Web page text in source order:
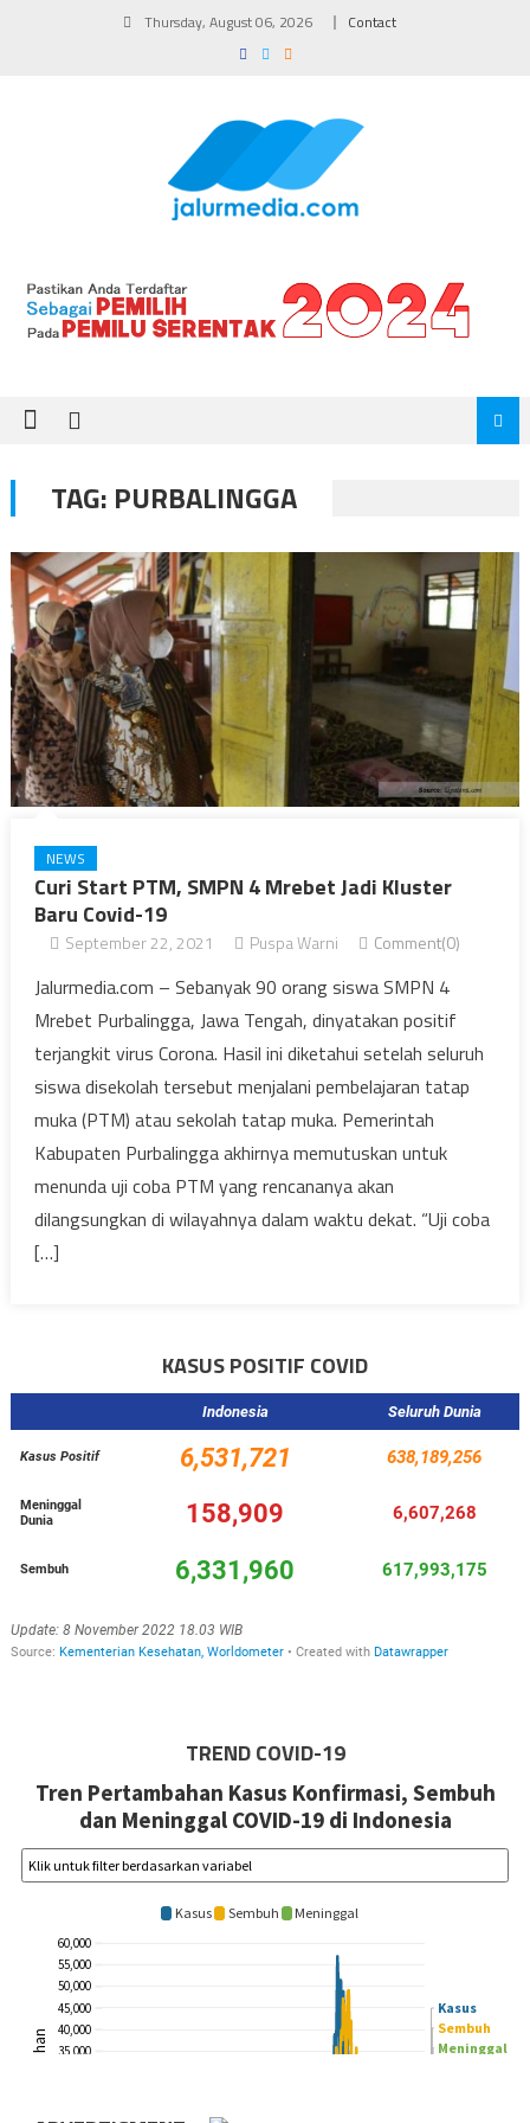
Thursday, August 06, 2026 Contact
TAG: PURBALINGGA
NEWS
Curi Start PTM, SMPN 4 Mrebet Jadi Kluster
Baru Covid-19
September 22, 2021 Puspa Warni Comment(0)
Jalurmedia.com – Sebanyak 90 orang siswa SMPN 4
Mrebet Purbalingga, Jawa Tengah, dinyatakan positif
terjangkit virus Corona. Hasil ini diketahui setelah seluruh
siswa disekolah tersebut menjalani pembelajaran tatap
muka (PTM) atau sekolah tatap muka. Pemerintah
Kabupaten Purbalingga akhirnya memutuskan untuk
menunda uji coba PTM yang rencananya akan
dilangsungkan di wilayahnya dalam waktu dekat. “Uji coba
[…]
KASUS POSITIF COVID
TREND COVID-19